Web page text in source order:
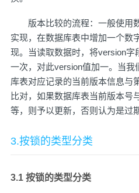
版本比较的流程：一般使用数
实现，在数据库表中增加一个数
现。当读取数据时，将version
一次，对此version值加一。当
库表对应记录的当前版本信息与
比对，如果数据库表当前版本号
等，则予以更新，否则认为是过
3.按锁的类型分类
3.1 按锁的类型分类